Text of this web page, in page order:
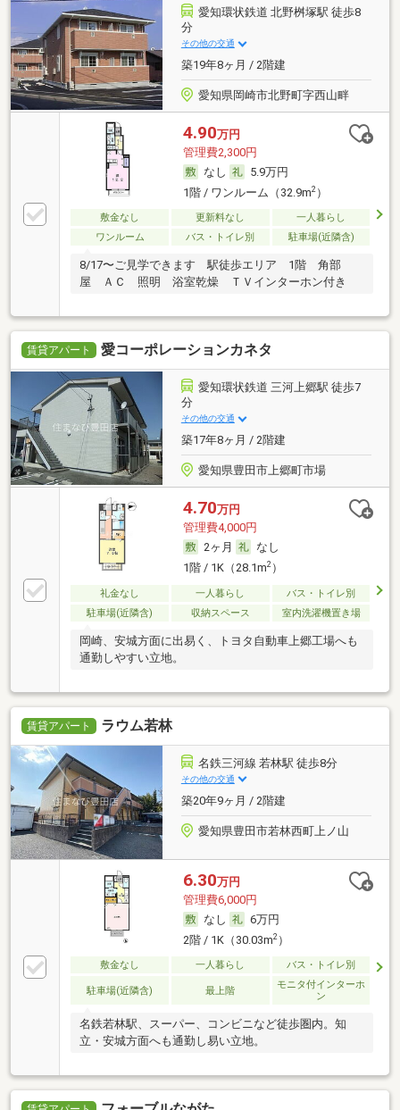
愛知環状鉄道 北野桝塚駅 徒歩8
分
その他の交通
築19年8ヶ月 / 2階建
愛知県岡崎市北野町字西山畔
4.90万円
管理費2,300円
なし
5.9万円
1階 / ワンルーム（32.9m2）
敷金なし 更新料なし
一人暮らし
ワンルーム
バス・トイレ別 駐車場(近隣含)
8/17〜ご見学できます 駅徒歩エリア 1階 角部
屋 ＡＣ 照明 浴室乾燥 ＴＶインターホン付き
賃貸アパート 愛コーポレーションカネタ
愛知環状鉄道 三河上郷駅 徒歩7
分
その他の交通
築17年8ヶ月 / 2階建
愛知県豊田市上郷町市場
4.70万円
管理費4,000円
2ヶ月
なし
1階 / 1K（28.1m2）
礼金なし 一人暮らし
バス・トイレ別
駐車場(近隣含)
収納スペース 室内洗濯機置き場
岡崎、安城方面に出易く、トヨタ自動車上郷工場へも
通勤しやすい立地。
賃貸アパート ラウム若林
名鉄三河線 若林駅 徒歩8分
その他の交通
築20年9ヶ月 / 2階建
愛知県豊田市若林西町上ノ山
6.30万円
管理費6,000円
なし
6万円
2階 / 1K（30.03m2）
敷金なし 一人暮らし バス・トイレ別
駐車場(近隣含) 最上階
モニタ付インターホ
ン
名鉄若林駅、スーパー、コンビニなど徒歩圏内。知
立・安城方面へも通勤し易い立地。